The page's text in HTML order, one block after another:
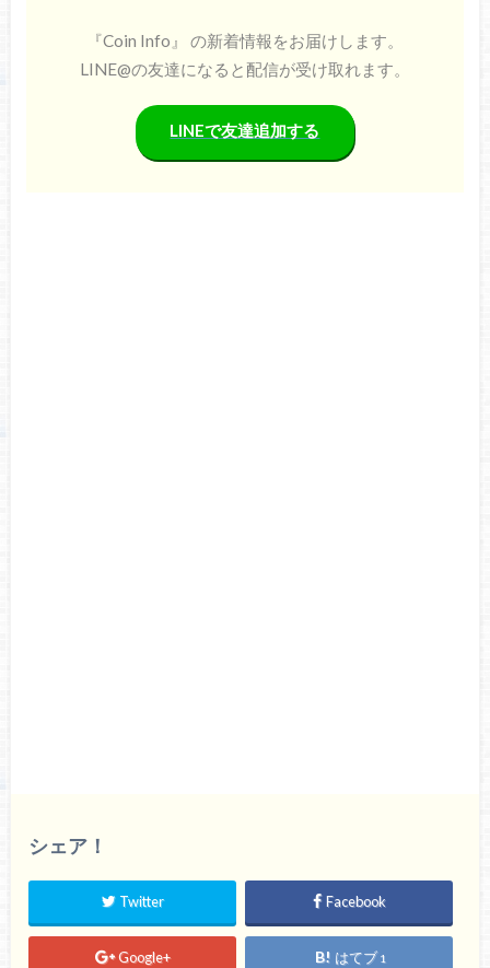
『Coin Info』 の新着情報をお届けします。
LINE@の友達になると配信が受け取れます。
LINEで友達追加する
シェア！
Twitter Facebook
Google+ はてブ 1